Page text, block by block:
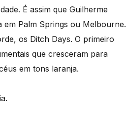
É assim que Guilherme
em Palm Springs ou Melbourne.
os Ditch Days. O primeiro
que cresceram para
em tons laranja.